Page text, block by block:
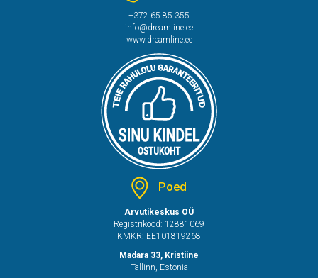
+372 65 85 355
info@dreamline.ee
www.dreamline.ee
Poed
Arvutikeskus OÜ
Registrikood: 12881069
KMKR: EE101819268
Madara 33, Kristiine
Tallinn, Estonia